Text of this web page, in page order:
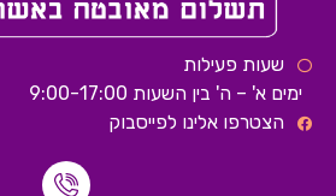
שעות פעילות
ימים א' – ה' בין השעות 9:00-17:00
הצטרפו אלינו לפייסבוק